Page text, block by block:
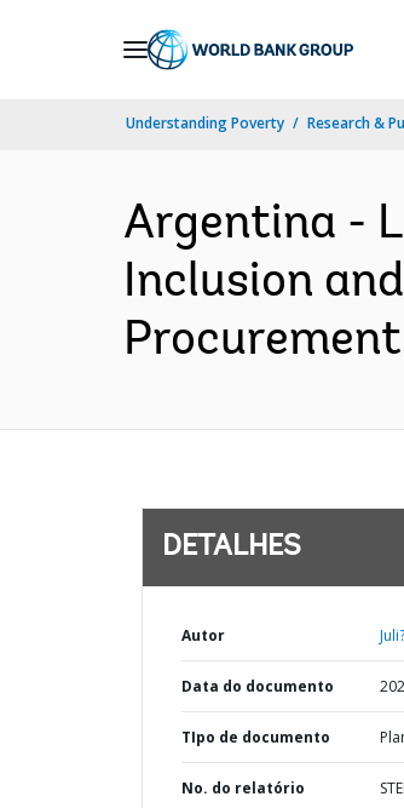
Understanding Poverty Research &
Argentina -
Inclusion
DETALHES
Autor
Data do documento
TIpo de documento
No. do relatório